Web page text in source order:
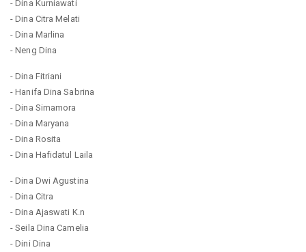
- Dina Kurniawati
- Dina Citra Melati
- Dina Marlina
- Neng Dina
- Dina Fitriani
- Hanifa Dina Sabrina
- Dina Simamora
- Dina Maryana
- Dina Rosita
- Dina Hafidatul Laila
- Dina Dwi Agustina
- Dina Citra
- Dina Ajaswati K.n
- Seila Dina Camelia
- Dini Dina